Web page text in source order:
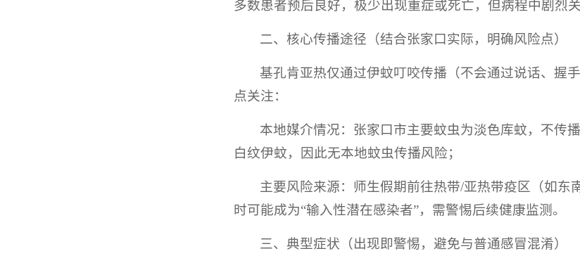
多数患者预后良好，极少出现重症或死亡，但病程中剧烈
二、核心传播途径（结合张家口实际，明确风险点）
基孔肯亚热仅通过伊蚊叮咬传播（不会通过说话、握
点关注：
本地媒介情况：张家口市主要蚊虫为淡色库蚊，不传
白纹伊蚊，因此无本地蚊虫传播风险；
主要风险来源：师生假期前往热带/亚热带疫区（如
时可能成为“输入性潜在感染者”，需警惕后续健康监测。
三、典型症状（出现即警惕，避免与普通感冒混淆）